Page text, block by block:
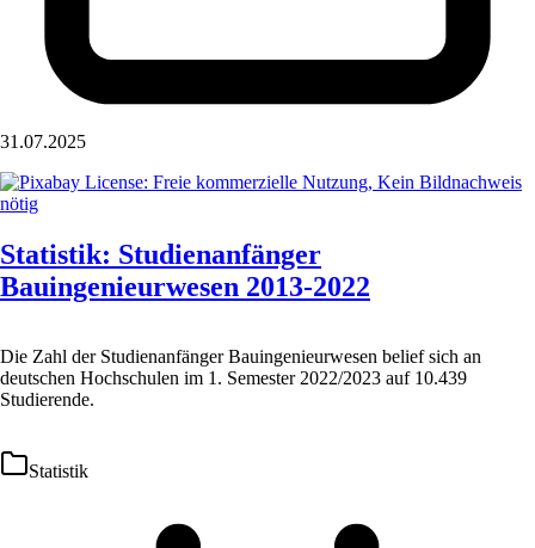
31.07.2025
Statistik: Studienanfänger
Bauingenieurwesen 2013-2022
Die Zahl der Studienanfänger Bauingenieurwesen belief sich an
deutschen Hochschulen im 1. Semester 2022/2023 auf 10.439
Studierende.
Statistik